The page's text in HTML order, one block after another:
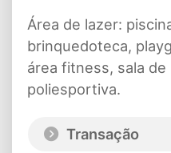
Área de lazer:
brinquedoteca,
área fitness, sala
poliesportiva.
Transação